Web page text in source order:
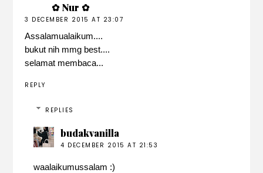
✿ Nur ✿
3 DECEMBER 2015 AT 23:07
Assalamualaikum....
bukut nih mmg best....
selamat membaca...
REPLY
REPLIES
budakvanilla
4 DECEMBER 2015 AT 21:53
waalaikumussalam :)